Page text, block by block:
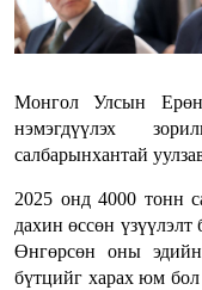
Монгол Улсын
нэмэгдүүлэх
салбарынхантай
2025 онд 4000 тонн
дахин өссөн үзүүлэлт
Өнгөрсөн оны
бүтцийг харах юм